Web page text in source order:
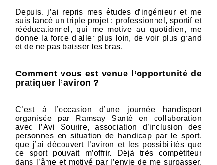
Depuis, j’ai repris mes études d’ingénieur et me
suis lancé un triple projet : professionnel, sportif et
rééducationnel, qui me motive au quotidien, me
donne la force d’aller plus loin, de voir plus grand
et de ne pas baisser les bras.
Comment vous est venue l’opportunité de
pratiquer l’aviron ?
C’est à l’occasion d’une journée handisport
organisée par Ramsay Santé en collaboration
avec l’Avi Sourire, association d’inclusion des
personnes en situation de handicap par le sport,
que j’ai découvert l’aviron et les possibilités que
ce sport pouvait m’offrir. Déjà très compétiteur
dans l’âme et motivé par l’envie de me surpasser,